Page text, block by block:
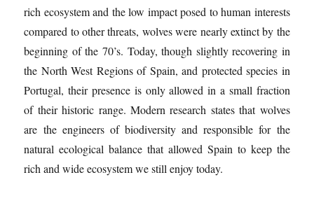
rich ecosystem and the low impact posed to human interests
compared to other threats, wolves were nearly extinct by the
beginning of the 70’s. Today, though slightly recovering in
the North West Regions of Spain, and protected species in
Portugal, their presence is only allowed in a small fraction
of their historic range. Modern research states that wolves
are the engineers of biodiversity and responsible for the
natural ecological balance that allowed Spain to keep the
rich and wide ecosystem we still enjoy today.